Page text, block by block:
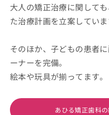
大人の矯正治療に関して
た治療計画を立案していま
そのほか、子どもの患者
ーナーを完備。
絵本や玩具が揃ってます。
あひる矯正歯科